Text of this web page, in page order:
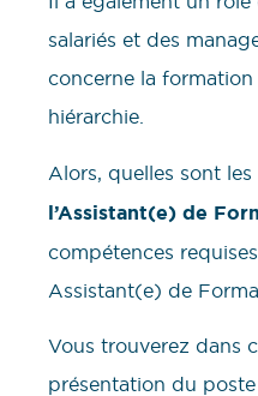
salariés et des
concerne la formation
hiérarchie.
Alors, quelles sont les
l’Assistant(e) de
compétences
Assistant(e) de
Vous trouverez dans
présentation du